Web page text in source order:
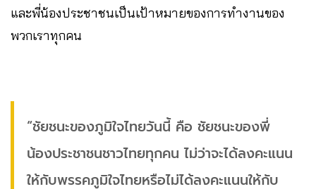
และพี่น้องประชาชนเป็นเป้าหมายของการทํางานของ
พวกเราทุกคน
“ชัยชนะของภูมิใจไทยวันนี้ คือ ชัยชนะของพี่
น้องประชาชนชาวไทยทุกคน ไม่ว่าจะได้ลงคะแนน
ให้กับพรรคภูมิใจไทยหรือไม่ได้ลงคะแนนให้กับ